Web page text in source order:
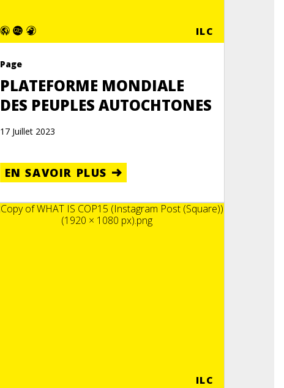
ILC
Page
PLATEFORME MONDIALE
DES PEUPLES AUTOCHTONES
17 Juillet 2023
EN SAVOIR PLUS
ILC